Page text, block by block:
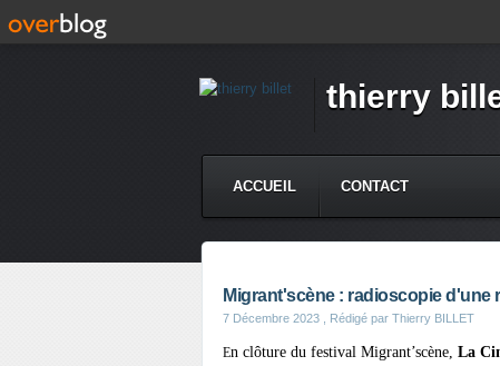
thierry
ACCUEIL CONTACT
Migrant'scène : radioscopie d'une
7 Décembre 2023 , Rédigé par Thierry BILLET
En clôture du festival Migrant’scène, La